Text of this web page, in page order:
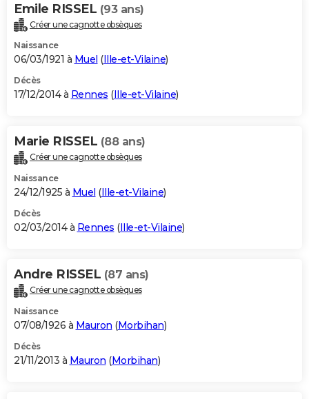
Emile RISSEL (93 ans)
Créer une cagnotte obsèques
Naissance
06/03/1921 à Muel (Ille-et-Vilaine)
Décès
17/12/2014 à Rennes (Ille-et-Vilaine)
Marie RISSEL (88 ans)
Créer une cagnotte obsèques
Naissance
24/12/1925 à Muel (Ille-et-Vilaine)
Décès
02/03/2014 à Rennes (Ille-et-Vilaine)
Andre RISSEL (87 ans)
Créer une cagnotte obsèques
Naissance
07/08/1926 à Mauron (Morbihan)
Décès
21/11/2013 à Mauron (Morbihan)